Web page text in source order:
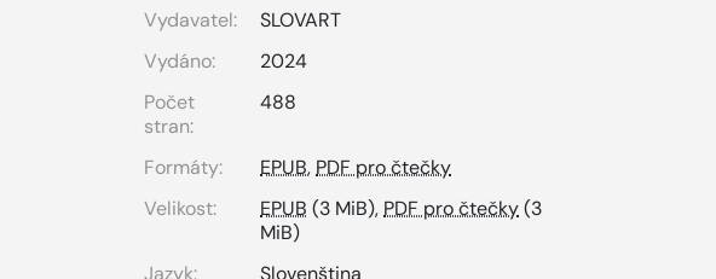
Vydavatel:
SLOVART
Vydáno:
2024
Počet
stran:
488
Formáty: EPUB,PDF pro čtečky
Velikost:
EPUB (3 MiB),PDF pro čtečky(3
MiB)
Jazyk:
Slovenština